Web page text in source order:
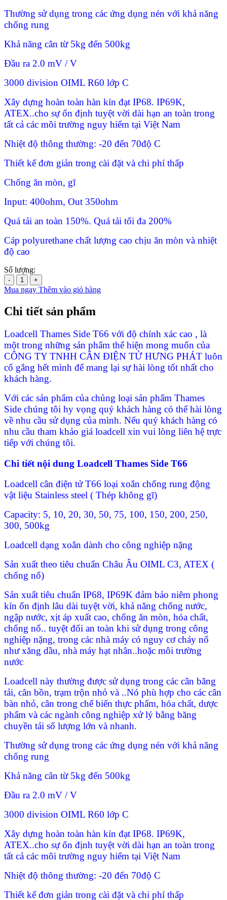
Thường sử dụng trong các ứng dụng nén với khả năng
chống rung
Khả năng cân từ 5kg đến 500kg
Đầu ra 2.0 mV / V
3000 division OIML R60 lớp C
Xây dựng hoàn toàn hàn kín đạt IP68. IP69K,
ATEX..cho sự ổn định tuyệt vời dài hạn an toàn trong
tất cả các môi trường nguy hiểm tại Việt Nam
Nhiệt độ thông thường: -20 đến 70độ C
Thiết kế đơn giản trong cài đặt và chi phí thấp
Chống ăn mòn, gĩ
Input: 400ohm, Out 350ohm
Quá tải an toàn 150%. Quá tải tối đa 200%
Cáp polyurethane chất lượng cao chịu ăn mòn và nhiệt
độ cao
Số lượng:
- +
Mua ngay Thêm vào giỏ hàng
Chi tiết sản phẩm
Loadcell Thames Side T66 với độ chính xác cao , là
một trong những sản phẩm thể hiện mong muốn của
CÔNG TY TNHH CÂN ĐIỆN TỬ HƯNG PHÁT luôn
cố gắng hết mình để mang lại sự hài lòng tốt nhất cho
khách hàng.
Với các sản phẩm của chủng loại sản phẩm Thames
Side chúng tôi hy vọng quý khách hàng có thể hài lòng
về nhu cầu sử dụng của mình. Nếu quý khách hàng có
nhu cầu tham khảo giá loadcell xin vui lòng liên hệ trực
tiếp với chúng tôi.
Chi tiết nội dung Loadcell Thames Side T66
Loadcell cân điện tử T66 loại xoắn chống rung động
vật liệu Stainless steel ( Thép không gĩ)
Capacity: 5, 10, 20, 30, 50, 75, 100, 150, 200, 250,
300, 500kg
Loadcell dạng xoắn dành cho công nghiệp nặng
Sản xuất theo tiêu chuẩn Châu Âu OIML C3, ATEX (
chống nổ)
Sản xuất tiêu chuẩn IP68, IP69K đảm bảo niêm phong
kín ổn định lâu dài tuyệt vời, khả năng chống nước,
ngập nước, xịt áp xuất cao, chống ăn mòn, hóa chất,
chống nổ.. tuyệt đối an toàn khi sử dụng trong công
nghiệp nặng, trong các nhà máy có nguy cơ cháy nổ
như xăng dầu, nhà máy hạt nhân..hoặc môi trường
nước
Loadcell này thường được sử dụng trong các cân băng
tải, cân bồn, trạm trộn nhỏ và ..Nó phù hợp cho các cân
bàn nhỏ, cân trong chế biến thực phẩm, hóa chất, dược
phẩm và các ngành công nghiệp xử lý bằng băng
chuyền tải số lượng lớn và nhanh.
Thường sử dụng trong các ứng dụng nén với khả năng
chống rung
Khả năng cân từ 5kg đến 500kg
Đầu ra 2.0 mV / V
3000 division OIML R60 lớp C
Xây dựng hoàn toàn hàn kín đạt IP68. IP69K,
ATEX..cho sự ổn định tuyệt vời dài hạn an toàn trong
tất cả các môi trường nguy hiểm tại Việt Nam
Nhiệt độ thông thường: -20 đến 70độ C
Thiết kế đơn giản trong cài đặt và chi phí thấp